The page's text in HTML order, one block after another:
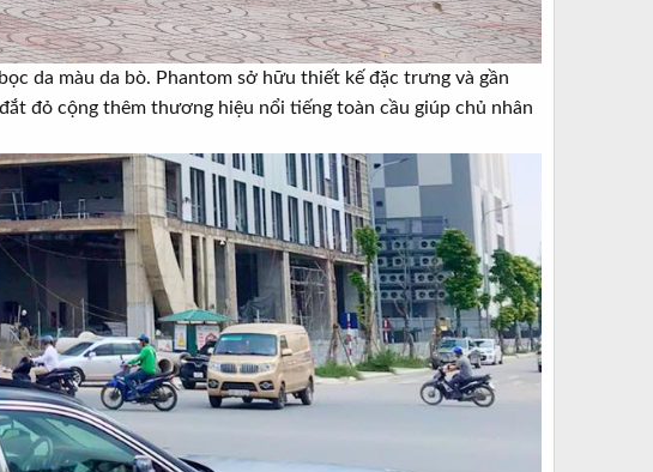
da màu da bò. Phantom sở hữu thiết kế đặc trưng và gần
đỏ cộng thêm thương hiệu nổi tiếng toàn cầu giúp chủ nhân